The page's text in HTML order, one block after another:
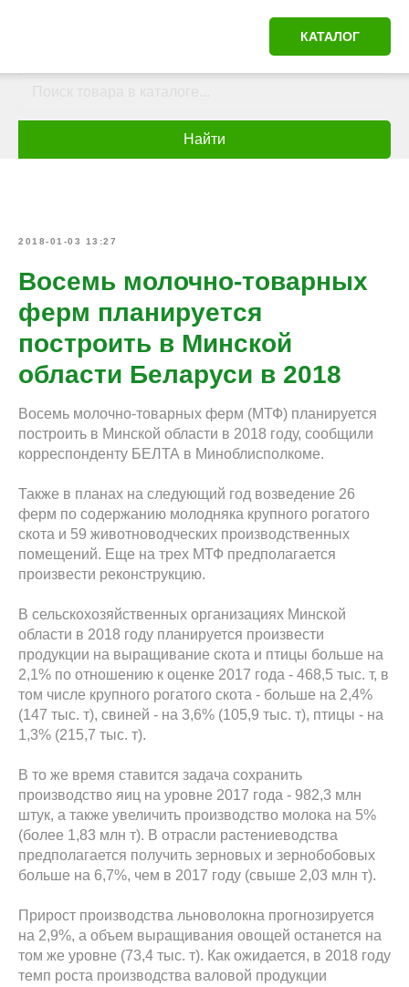
КАТАЛОГ
Найти
2018-01-03 13:27
Восемь молочно-товарных
ферм планируется
построить в Минской
области Беларуси в 2018
Восемь молочно-товарных ферм (МТФ) планируется
построить в Минской области в 2018 году, сообщили
корреспонденту БЕЛТА в Миноблисполкоме.
Также в планах на следующий год возведение 26
ферм по содержанию молодняка крупного рогатого
скота и 59 животноводческих производственных
помещений. Еще на трех МТФ предполагается
произвести реконструкцию.
В сельскохозяйственных организациях Минской
области в 2018 году планируется произвести
продукции на выращивание скота и птицы больше на
2,1% по отношению к оценке 2017 года - 468,5 тыс. т, в
том числе крупного рогатого скота - больше на 2,4%
(147 тыс. т), свиней - на 3,6% (105,9 тыс. т), птицы - на
1,3% (215,7 тыс. т).
В то же время ставится задача сохранить
производство яиц на уровне 2017 года - 982,3 млн
штук, а также увеличить производство молока на 5%
(более 1,83 млн т). В отрасли растениеводства
предполагается получить зерновых и зернобобовых
больше на 6,7%, чем в 2017 году (свыше 2,03 млн т).
Прирост производства льноволокна прогнозируется
на 2,9%, а объем выращивания овощей останется на
том же уровне (73,4 тыс. т). Как ожидается, в 2018 году
темп роста производства валовой продукции